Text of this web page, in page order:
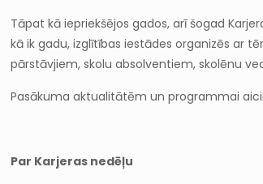
Tāpat kā iepriekšējos gados, arī šogad
kā ik gadu, izglītības iestādes organizēs ar
pārstāvjiem, skolu absolventiem, skolēnu
Pasākuma aktualitātēm un programmai
Par Karjeras nedēļu